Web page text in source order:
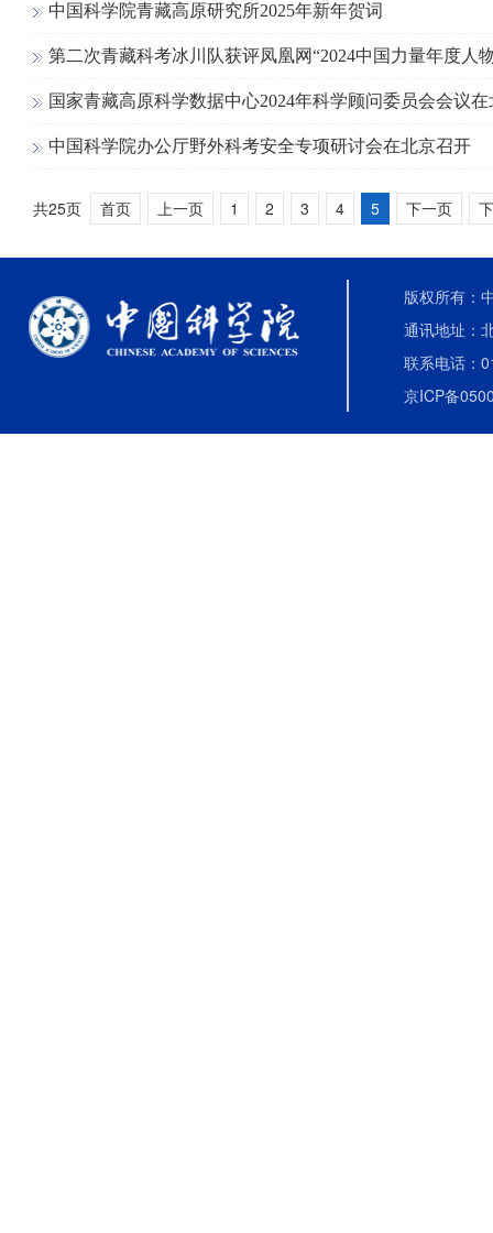
中国科学院青藏高原研究所2025年新年贺词
第二次青藏科考冰川队获评凤凰网“2024中国力量年度人
国家青藏高原科学数据中心2024年科学顾问委员会会议
中国科学院办公厅野外科考安全专项研讨会在北京召开
共25页 首页 上一页 1 2 3 4 5 下一页
版权所有：
通讯地址：
联系电话：
京ICP备